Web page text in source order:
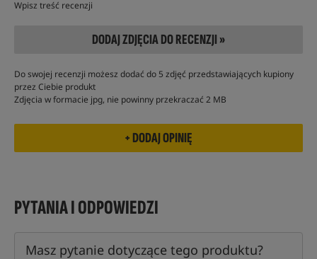
Wpisz treść recenzji
DODAJ ZDJĘCIA DO RECENZJI »
Do swojej recenzji możesz dodać do 5 zdjęć przedstawiających kupiony
przez Ciebie produkt
Zdjęcia w formacie jpg, nie powinny przekraczać 2 MB
PYTANIA I ODPOWIEDZI
Masz pytanie dotyczące tego produktu?